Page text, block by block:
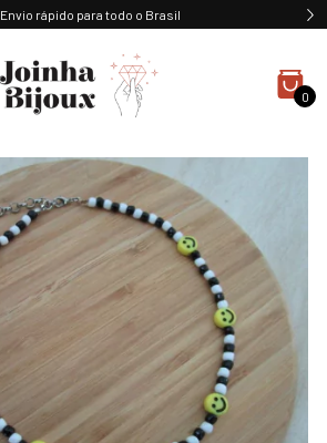
Envio rápido para todo o Brasil
0